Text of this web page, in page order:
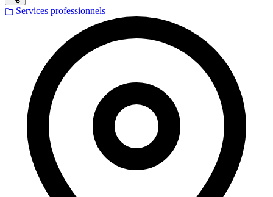
Services professionnels